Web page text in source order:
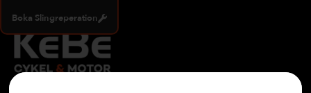
Boka Slingreperation